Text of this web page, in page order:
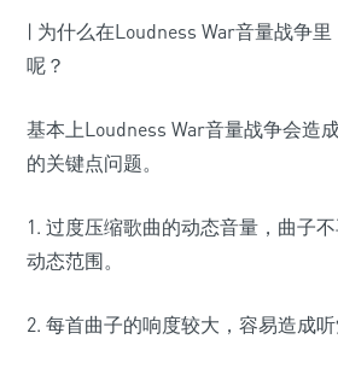
| 为什么在Loudness War音量战争
呢？
基本上Loudness War音量战争会造
的关键点问题。
1. 过度压缩歌曲的动态音量，曲子
动态范围。
2. 每首曲子的响度较大，容易造成听